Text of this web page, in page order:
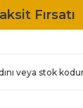
Fırsatı